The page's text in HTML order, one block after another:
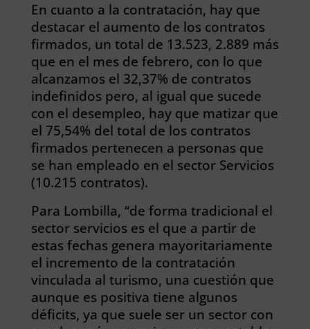
En cuanto a la contratación, hay que
destacar el aumento de los contratos
firmados, un total de 13.523, 2.889 más
que en el mes de febrero, con lo que
alcanzamos el 32,37% de contratos
indefinidos pero, al igual que sucede
con el desempleo, hay que matizar que
el 75,54% del total de los contratos
firmados pertenecen a personas que
se han empleado en el sector Servicios
(10.215 contratos).
Para Lombilla, “de forma tradicional el
sector servicios es el que a partir de
estas fechas genera mayoritariamente
el incremento de la contratación
vinculada al turismo, una cuestión que
aunque es positiva tiene algunos
déficits, ya que suele ser un sector con